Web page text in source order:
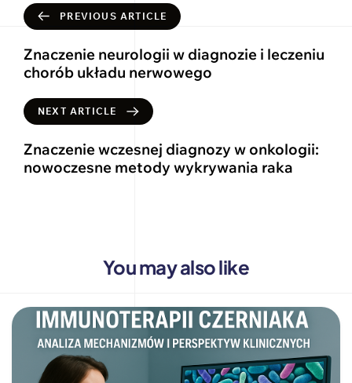
PREVIOUS ARTICLE
Znaczenie neurologii w diagnozie i leczeniu
chorób układu nerwowego
NEXT ARTICLE
Znaczenie wczesnej diagnozy w onkologii:
nowoczesne metody wykrywania raka
You may also like